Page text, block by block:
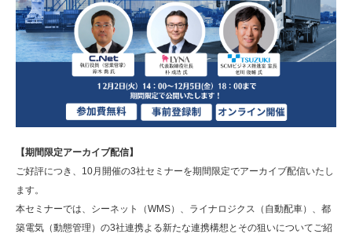
【期間限定アーカイブ配信】
ご好評につき、10月開催の3社セミナーを期間限定でアーカイブ配信いたし
ます。
本セミナーでは、シーネット（WMS）、ライナロジクス（自動配車）、都
築電気（動態管理）の3社連携よる新たな連携構想とその狙いについてご紹